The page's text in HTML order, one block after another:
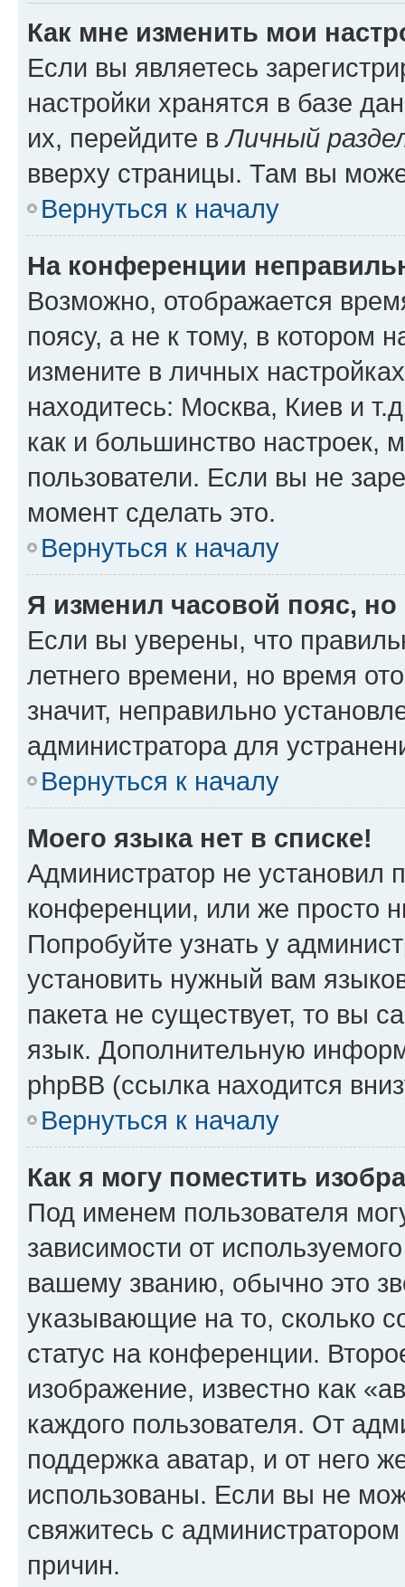
Как мне изменить мои
Если вы являетесь
настройки хранятся в базе
их, перейдите вЛичный
вверху страницы. Там вы
Вернуться к началу
На конференции
Возможно, отображается
поясу, а не к тому, в котором
измените в личных
находитесь: Москва, Киев и
как и большинство настроек,
пользователи. Если вы не
момент сделать это.
Вернуться к началу
Я изменил часовой пояс,
Если вы уверены, что
летнего времени, но время
значит, неправильно
администратора для
Вернуться к началу
Моего языка нет в списке!
Администратор не установил
конференции, или же просто
Попробуйте узнать у
установить нужный вам
пакета не существует, то вы
язык. Дополнительную
phpBB (ссылка находится
Вернуться к началу
Как я могу поместить
Под именем пользователя
зависимости от
вашему званию, обычно это
указывающие на то, сколько
статус на конференции.
изображение, известно как
каждого пользователя. От
поддержка аватар, и от него
использованы. Если вы не
свяжитесь с
причин.